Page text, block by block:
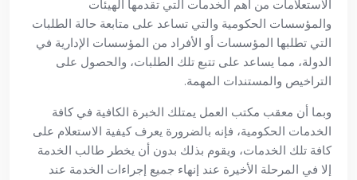
الاستعلامات من أهم الخدمات التي تقدمها الهيئات
والمؤسسات الحكومية والتي تساعد على متابعة حالة الطلبات
التي تطلبها المؤسسات أو الأفراد من المؤسسات الإدارية في
الدولة، مما يساعد على تتبع تلك الطلبات، والحصول على
التراخيص والمستندات المهمة.
وبما أن معقب مكتب العمل يمتلك الخبرة الكافية في كافة
الخدمات الحكومية، فإنه بالضرورة يعرف كيفية الاستعلام على
كافة تلك الخدمات، ويقوم بذلك بدون أن يخطر طالب الخدمة
إلا في المرحلة الأخيرة عند إنهاء جميع إجراءات الخدمة عند